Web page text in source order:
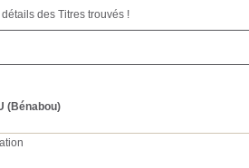
des Titres trouvés !
(Bénabou)